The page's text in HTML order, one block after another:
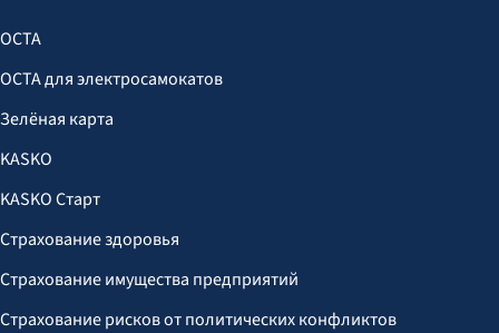
OCTA
OCTA для электросамокатов
Зелёная карта
KASKO
KASKO Старт
Страхование здоровья
Страхование имущества предприятий
Страхование рисков от политических конфликтов